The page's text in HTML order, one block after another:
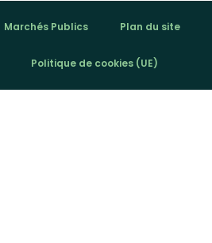
Marchés Publics Plan du site
Politique de cookies (UE)